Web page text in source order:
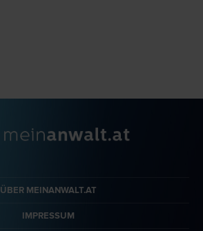
ÜBER MEINANWALT.AT
IMPRESSUM